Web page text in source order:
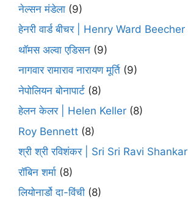
नेल्सन मंडेला (9)
हेनरी वार्ड बीचर | Henry Ward Beecher
थॉमस अल्वा एडिसन (9)
नागवार रामाराव नारायण मूर्ति (9)
नेपोलियन बोनापार्ट (8)
हेलन केलर | Helen Keller (8)
Roy Bennett (8)
श्री श्री रविशंकर | Sri Sri Ravi Shankar
रॉबिन शर्मा (8)
लियोनार्डो दा-विंची (8)